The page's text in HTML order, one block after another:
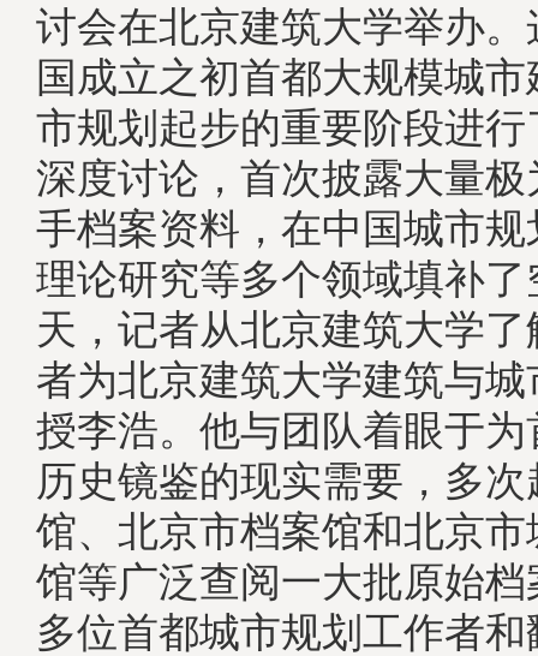
讨会在北京建筑大学举办
国成立之初首都大规模城
市规划起步的重要阶段进
深度讨论，首次披露大量
手档案资料，在中国城市
理论研究等多个领域填
天，记者从北京建筑大学
者为北京建筑大学建筑与
授李浩。他与团队着眼于
历史镜鉴的现实需要，多
馆、北京市档案馆和北京
馆等广泛查阅一大批原始档
多位首都城市规划工作者